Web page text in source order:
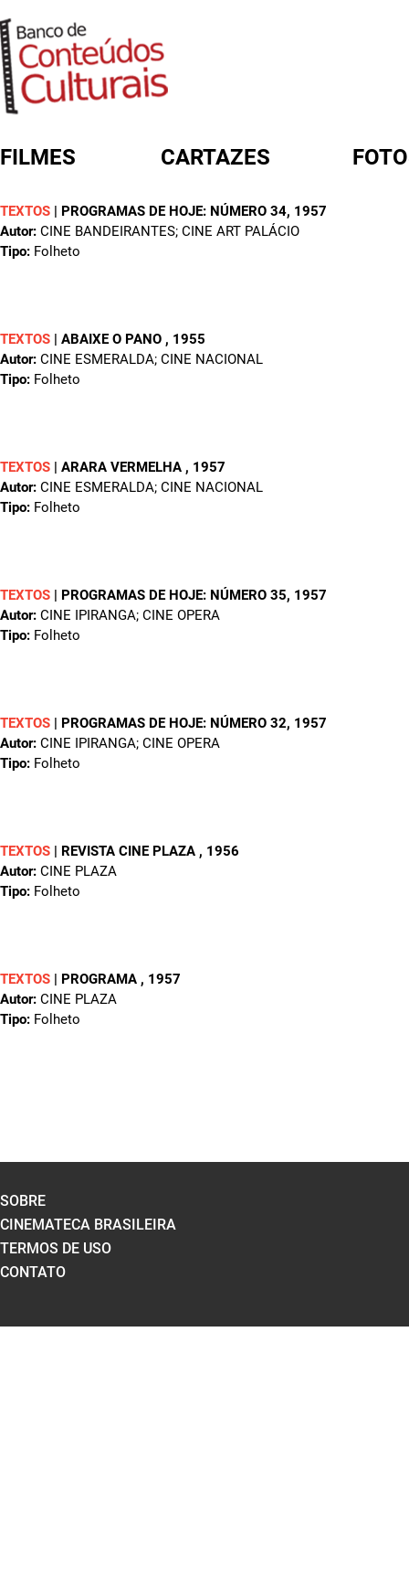
FILMES CARTAZES
TEXTOS | PROGRAMAS DE HOJE: NÚMERO 34, 1957
Autor: CINE BANDEIRANTES; CINE ART PALÁCIO
Tipo: Folheto
TEXTOS | ABAIXE O PANO , 1955
Autor: CINE ESMERALDA; CINE NACIONAL
Tipo: Folheto
TEXTOS | ARARA VERMELHA , 1957
Autor: CINE ESMERALDA; CINE NACIONAL
Tipo: Folheto
TEXTOS | PROGRAMAS DE HOJE: NÚMERO 35, 1957
Autor: CINE IPIRANGA; CINE OPERA
Tipo: Folheto
TEXTOS | PROGRAMAS DE HOJE: NÚMERO 32, 1957
Autor: CINE IPIRANGA; CINE OPERA
Tipo: Folheto
TEXTOS | REVISTA CINE PLAZA , 1956
Autor: CINE PLAZA
Tipo: Folheto
TEXTOS | PROGRAMA , 1957
Autor: CINE PLAZA
Tipo: Folheto
FORMULÁRIO DE BUSCA
SOBRE
CINEMATECA BRASILEIRA
TERMOS DE USO
CONTATO